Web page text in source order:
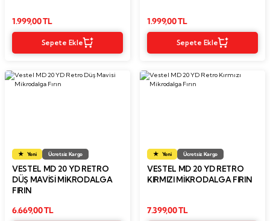
1.999,00 TL
Sepete Ekle
1.999,00 TL
Sepete Ekle
Yeni Ücretsiz Kargo
VESTEL MD 20 YD RETRO
DÜŞ MAVISI MIKRODALGA
FIRIN
6.669,00 TL
Yeni Ücretsiz Kargo
VESTEL MD 20 YD RETRO
KIRMIZI MIKRODALGA FIRIN
7.399,00 TL